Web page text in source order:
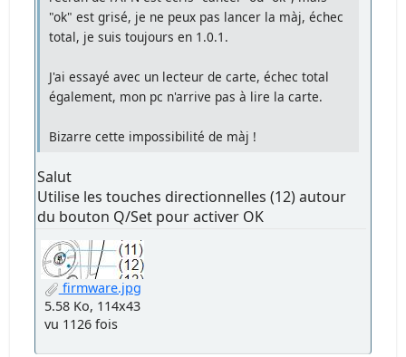
"ok" est grisé, je ne peux pas lancer la màj, échec
total, je suis toujours en 1.0.1.
J'ai essayé avec un lecteur de carte, échec total
également, mon pc n'arrive pas à lire la carte.
Bizarre cette impossibilité de màj !
Salut
Utilise les touches directionnelles (12) autour
du bouton Q/Set pour activer OK
firmware.jpg
5.58 Ko, 114x43
vu 1126 fois